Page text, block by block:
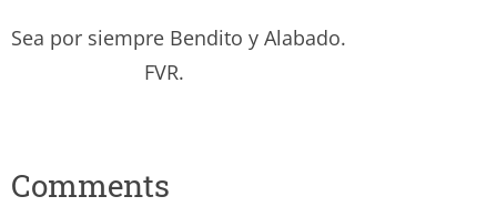
Sea por siempre Bendito y Alabado.
FVR.
Comments